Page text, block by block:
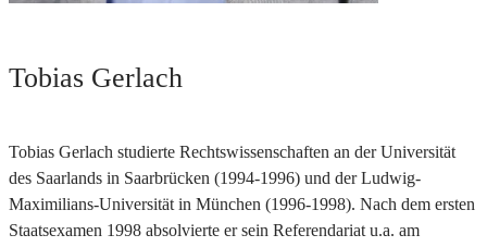
Tobias Gerlach
Tobias Gerlach studierte Rechtswissenschaften an der Universität
des Saarlands in Saarbrücken (1994-1996) und der Ludwig-
Maximilians-Universität in München (1996-1998). Nach dem ersten
Staatsexamen 1998 absolvierte er sein Referendariat u.a. am